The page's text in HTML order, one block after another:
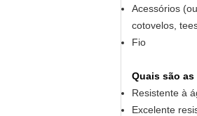
Acessórios
cotovelos,
Fio
Quais são
Resistente à
Excelente